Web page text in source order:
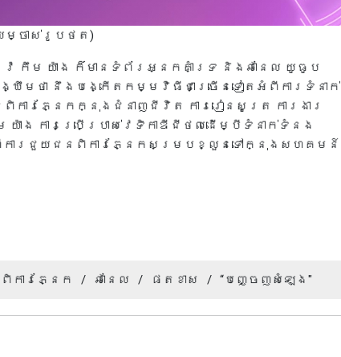
ម្ចាស់រូបថត)
ម យ៉ាង ក៏មានទំព័រអ្នកគាំទ្រ និងឆានែល យូធូប
ង្ឃឹមថា នឹងបង្កើតកម្មវិធីជាច្រើនទៀតអំពីការទំនាក់
ារភ្នែកក្នុងជំនាញជីវិត ការរៀនសូត្រ ការងារ
ការប្រើប្រាស់វេទិកាឌីជីថលដើម្បីទំនាក់ទំនង
ការជួយជនពិការភ្នែកសម្របខ្លួនទៅក្នុងសហគមន៍
ពិការភ្នែក / ឆានែល / ផតខាស / “បញ្ចេញសំឡេង"